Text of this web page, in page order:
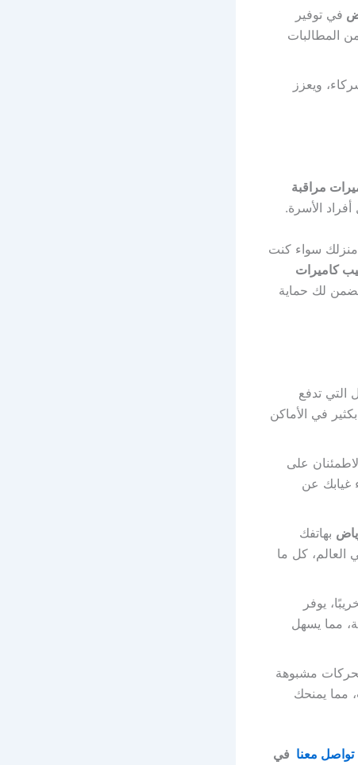
في توفير
المطالبات
ويعزز
مراقبة
الأسرة.
منزلك سواء كنت
كاميرات
لك حماية
التي تدفع
في الأماكن
على
غيابك عن
بهاتفك
كل ما
يوفر
مما يسهل
مشبوهة
مما يمنحك
تواصل معنا في